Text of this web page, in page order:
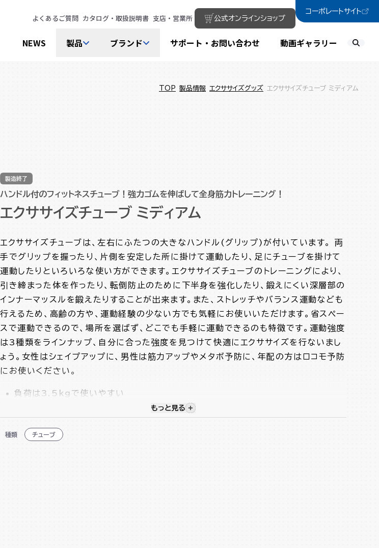
よくあるご質問 カタログ・取扱説明書 支店・営業所 公式オンラインショップ
コーポレートサイト
NEWS 製品 ブランド サポート・お問い合わせ 動画ギャラリー
TOP 製品情報 エクササイズグッズ エクササイズチューブ ミディアム
製造終了
ハンドル付のフィットネスチューブ！強力ゴムを伸ばして全身筋力トレーニング！
エクササイズチューブ ミディアム
エクササイズチューブは、左右にふたつの大きなハンドル(グリップ)が付いています。 両
手でグリップを握ったり、片側を安定した所に掛けて運動したり、足にチューブを掛けて
運動したりといろいろな使い方ができます。エクササイズチューブのトレーニングにより、
引き締まった体を作ったり、転倒防止のために下半身を強化したり、鍛えにくい深層部の
インナーマッスルを鍛えたりすることが出来ます。また、ストレッチやバランス運動なども
行えるため、高齢の方や、運動経験の少ない方でも気軽にお使いいただけます。省スペー
スで運動できるので、場所を選ばず、どこでも手軽に運動できるのも特徴です。運動強度
は3種類をラインナップ、自分に合った強度を見つけて快適にエクササイズを行ないまし
ょう。女性はシェイプアップに、男性は筋力アップやメタボ予防に、年配の方はロコモ予防
にお使いください。
負荷は3.5kgで使いやすい
軽量で持ち運びが簡単
手に巻いて使えば簡単に運動強度が調節可能
視覚的に非表示のコンテンツを表示する
もっと見る
種類 チューブ